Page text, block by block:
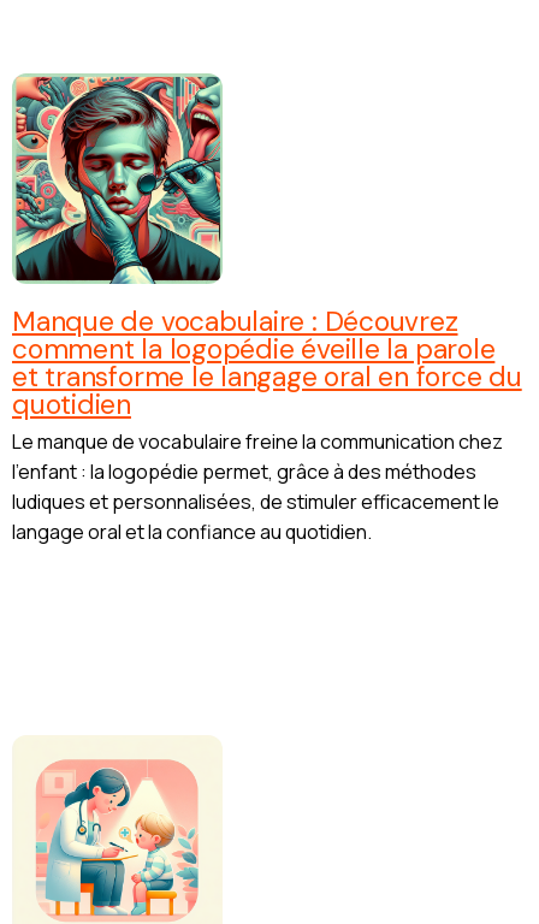
Manque de vocabulaire : Découvrez
comment la logopédie éveille la parole
et transforme le langage oral en force du
quotidien
Le manque de vocabulaire freine la communication chez
l’enfant : la logopédie permet, grâce à des méthodes
ludiques et personnalisées, de stimuler efficacement le
langage oral et la confiance au quotidien.